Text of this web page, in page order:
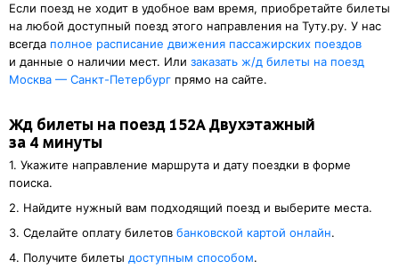
Если поезд не ходит в удобное вам время, приобретайте билеты
на любой доступный поезд этого направления на Туту.ру. У нас
всегда полное расписание движения пассажирских поездов
и данные о наличии мест. Или заказать ж/д билеты на поезд
Москва — Санкт-Петербург прямо на сайте.
Жд билеты на поезд 152А Двухэтажный
за 4 минуты
1. Укажите направление маршрута и дату поездки в форме
поиска.
2. Найдите нужный вам подходящий поезд и выберите места.
3. Cделайте оплату билетов банковской картой онлайн.
4. Получите билеты доступным способом.